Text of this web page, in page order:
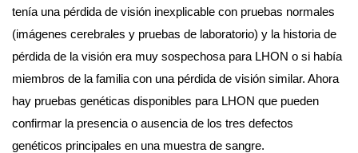
tenía una pérdida de visión inexplicable con pruebas normales
(imágenes cerebrales y pruebas de laboratorio) y la historia de
pérdida de la visión era muy sospechosa para LHON o si había
miembros de la familia con una pérdida de visión similar. Ahora
hay pruebas genéticas disponibles para LHON que pueden
confirmar la presencia o ausencia de los tres defectos
genéticos principales en una muestra de sangre.